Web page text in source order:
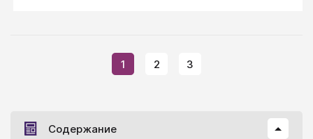
1 2 3
Содержание